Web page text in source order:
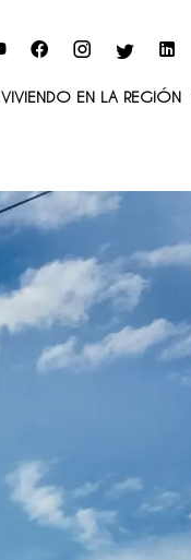
VIVIENDO EN LA REGIÓN